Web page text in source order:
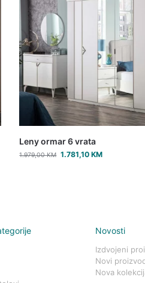
Leny ormar 6 vrata
1.979,00KM 1.781,10 KM
Novosti
Izdvojeni
Novi
Nova